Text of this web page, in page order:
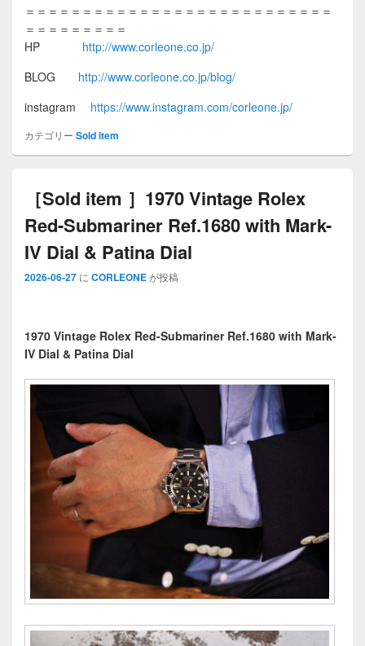
＝＝＝＝＝＝＝＝＝＝＝＝＝＝＝＝＝＝＝＝＝＝＝＝＝＝＝
＝＝＝＝＝＝＝＝＝
HP
http://www.corleone.co.jp/
BLOG http://www.corleone.co.jp/blog/
instagram https://www.instagram.com/corleone.jp/
カテゴリー Sold item
［Sold item ］1970 Vintage Rolex
Red-Submariner Ref.1680 with Mark-
IV Dial & Patina Dial
2026-06-27 に CORLEONEが投稿
1970 Vintage Rolex Red-Submariner Ref.1680 with Mark-
IV Dial & Patina Dial